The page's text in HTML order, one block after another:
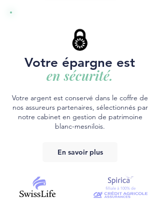
Votre épargne est
en sécurité.
Votre argent est conservé dans le coffre de
nos assureurs partenaires, sélectionnés par
notre cabinet en gestion de patrimoine
blanc-mesnilois.
En savoir plus